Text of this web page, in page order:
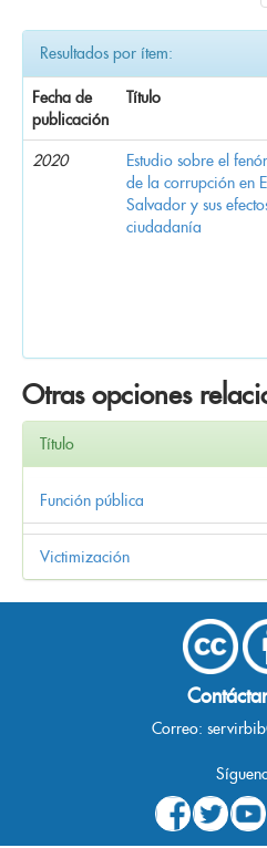
Resultados por ítem:
Fecha de
publicación
Título
2020
Estudio sobre el
de la corrupción en El
Salvador y sus
ciudadanía
Otras opciones
Título
Función pública
Victimización
Correo: